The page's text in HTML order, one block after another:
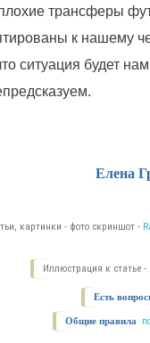
трансферы
к нашему
ситуация будет
Елена
картинки - фото скриншот -
Иллюстрация к статье -
Есть
Общие правила